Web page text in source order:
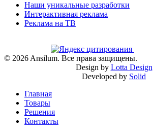
Наши уникальные разработки
Интерактивная реклама
Реклама на ТВ
© 2026Ansilum. Все права защищены.
Design by Lotta Design
Developed by Solid
Главная
Товары
Решения
Контакты